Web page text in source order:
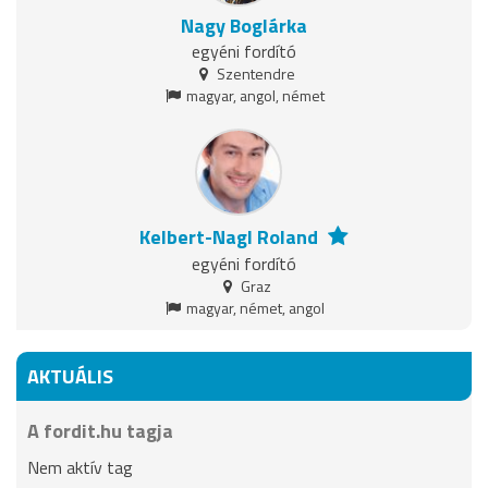
Nagy Boglárka
egyéni fordító
Szentendre
magyar, angol, német
Kelbert-Nagl Roland
egyéni fordító
Graz
magyar, német, angol
AKTUÁLIS
A fordit.hu tagja
Nem aktív tag